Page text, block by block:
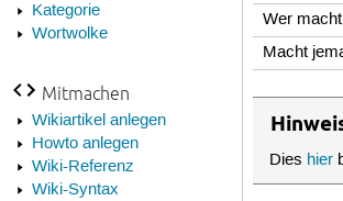
Kategorie
Wortwolke
Mitmachen
Wikiartikel anlegen
Howto anlegen
Wiki-Referenz
Wiki-Syntax
Wer
Macht
Dies hier